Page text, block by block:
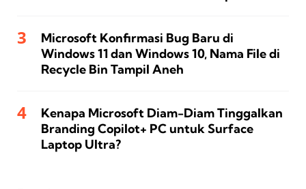
Microsoft Konfirmasi Bug Baru di
Windows 11 dan Windows 10, Nama File di
Recycle Bin Tampil Aneh
Kenapa Microsoft Diam-Diam Tinggalkan
Branding Copilot+ PC untuk Surface
Laptop Ultra?